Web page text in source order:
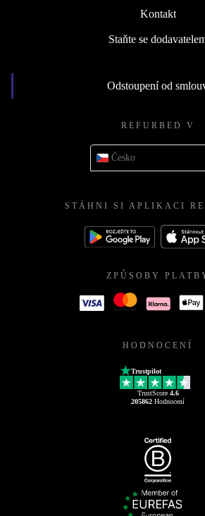
Kontakt
Staňte se
Odstoupení od
REFURBED V
Česko
STÁHNI SI APLIKACI
ZPŮSOBY
HODNOCENÍ
Trustpilot
TrustScore 4.6
205862 Hodnocení